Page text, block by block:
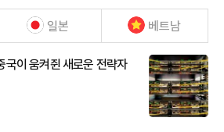
일본 베트남
이 움켜쥔 새로운 전략자